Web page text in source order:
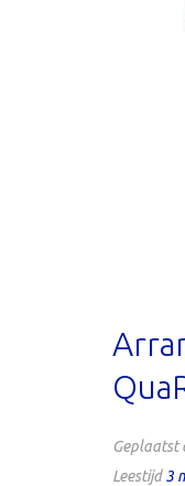
Geplaatst
Leestijd3